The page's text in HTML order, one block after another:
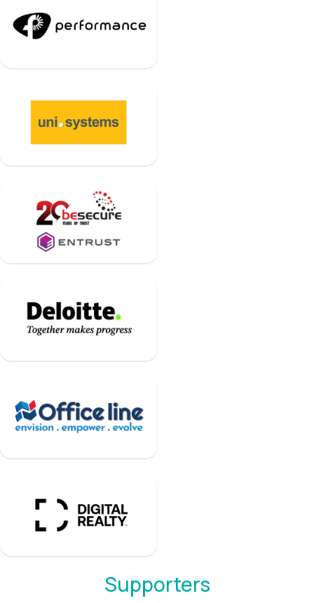
Supporters